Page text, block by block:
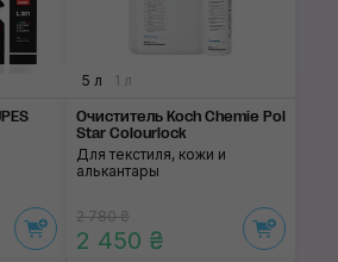
5 л 1 л
Очиститель Koch Chemie Pol
Star Colourlock
Для текстиля, кожи и
алькантары
2 780 ₴
2 450 ₴